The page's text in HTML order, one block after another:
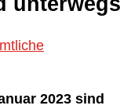
2023 sind